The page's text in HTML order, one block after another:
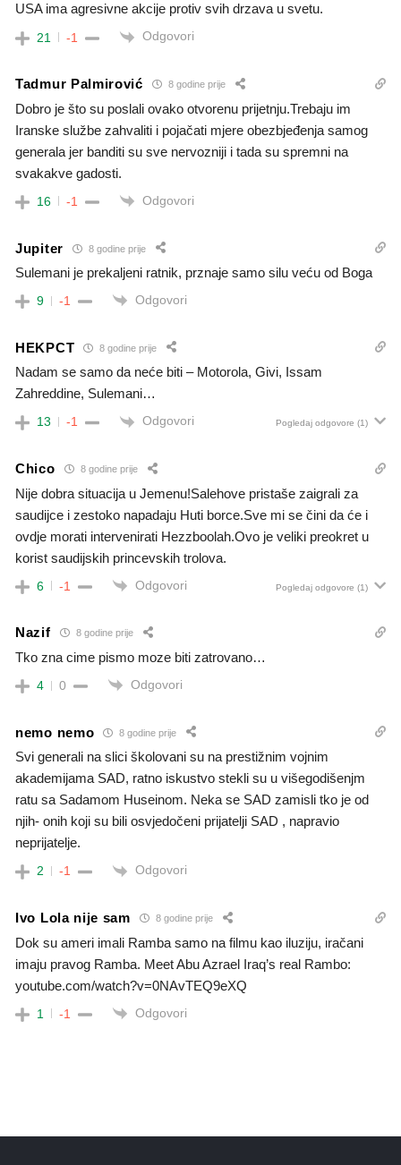
USA ima agresivne akcije protiv svih drzava u svetu.
21 -1 Odgovori
Tadmur Palmirović 8 godine prije
Dobro je što su poslali ovako otvorenu prijetnju.Trebaju im
Iranske službe zahvaliti i pojačati mjere obezbjeđenja samog
generala jer banditi su sve nervozniji i tada su spremni na
svakakve gadosti.
16 -1 Odgovori
Jupiter 8 godine prije
Sulemani je prekaljeni ratnik, prznaje samo silu veću od Boga
9 -1 Odgovori
HEKPCT 8 godine prije
Nadam se samo da neće biti – Motorola, Givi, Issam
Zahreddine, Sulemani…
13 -1 Odgovori Pogledaj odgovore (1)
Chico 8 godine prije
Nije dobra situacija u Jemenu!Salehove pristaše zaigrali za
saudijce i zestoko napadaju Huti borce.Sve mi se čini da će i
ovdje morati intervenirati Hezzboolah.Ovo je veliki preokret u
korist saudijskih princevskih trolova.
6 -1 Odgovori Pogledaj odgovore (1)
Nazif 8 godine prije
Tko zna cime pismo moze biti zatrovano…
4 0 Odgovori
nemo nemo 8 godine prije
Svi generali na slici školovani su na prestižnim vojnim
akademijama SAD, ratno iskustvo stekli su u višegodišenjm
ratu sa Sadamom Huseinom. Neka se SAD zamisli tko je od
njih- onih koji su bili osvjedočeni prijatelji SAD , napravio
neprijatelje.
2 -1 Odgovori
Ivo Lola nije sam 8 godine prije
Dok su ameri imali Ramba samo na filmu kao iluziju, iračani
imaju pravog Ramba. Meet Abu Azrael Iraq’s real Rambo:
youtube.com/watch?v=0NAvTEQ9eXQ
1 -1 Odgovori